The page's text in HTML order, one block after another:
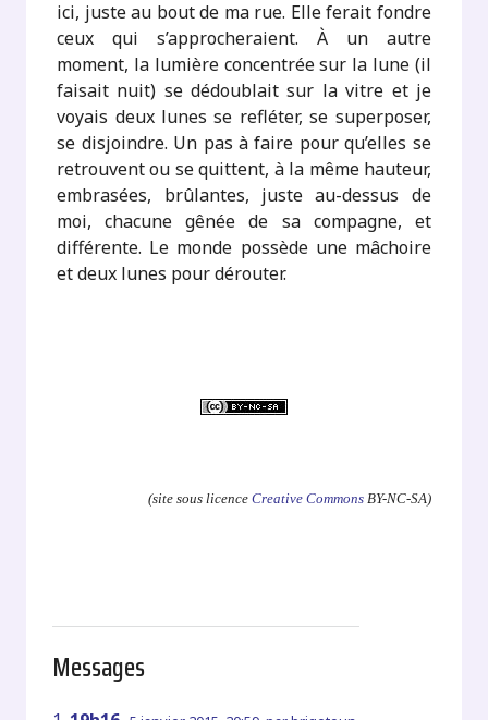
ici, juste au bout de ma rue. Elle ferait fondre
ceux qui s’approcheraient. À un autre
moment, la lumière concentrée sur la lune (il
faisait nuit) se dédoublait sur la vitre et je
voyais deux lunes se refléter, se superposer,
se disjoindre. Un pas à faire pour qu’elles se
retrouvent ou se quittent, à la même hauteur,
embrasées, brûlantes, juste au-dessus de
moi, chacune gênée de sa compagne, et
différente. Le monde possède une mâchoire
et deux lunes pour dérouter.
(site sous licence Creative CommonsBY-NC-SA)
Messages